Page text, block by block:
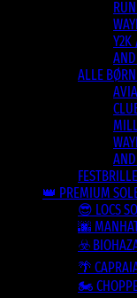
Y2K
ALLE
👑 PREMIUM
😎 LOCS
🌆
☣️
🌴
🏍️